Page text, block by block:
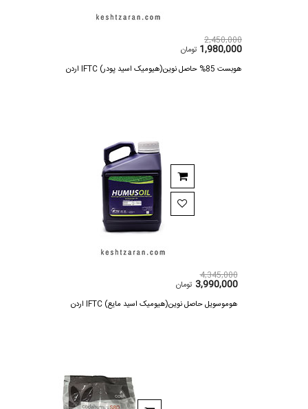
2,450,000
1,980,000 تومان
هوبست 85% حاصل نوین(هیومیک اسید پودر) IFTC اردن
4,345,000
3,990,000 تومان
هوموسویل حاصل نوین(هیومیک اسید مایع) IFTC اردن